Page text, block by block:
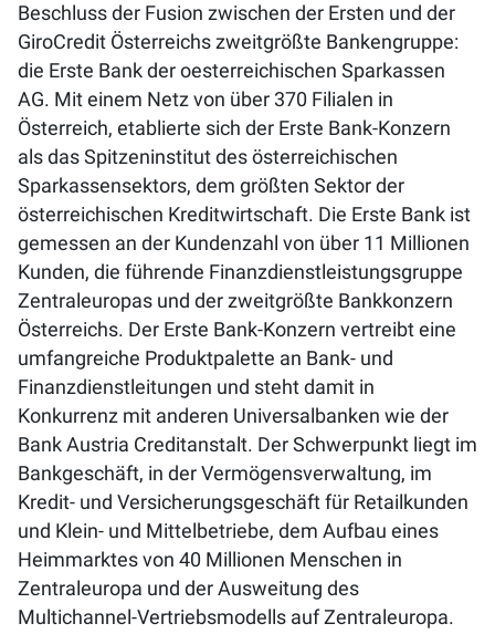
Beschluss der Fusion zwischen der Ersten und der
GiroCredit Österreichs zweitgrößte Bankengruppe:
die Erste Bank der oesterreichischen Sparkassen
AG. Mit einem Netz von über 370 Filialen in
Österreich, etablierte sich der Erste Bank-Konzern
als das Spitzeninstitut des österreichischen
Sparkassensektors, dem größten Sektor der
österreichischen Kreditwirtschaft. Die Erste Bank ist
gemessen an der Kundenzahl von über 11 Millionen
Kunden, die führende Finanzdienstleistungsgruppe
Zentraleuropas und der zweitgrößte Bankkonzern
Österreichs. Der Erste Bank-Konzern vertreibt eine
umfangreiche Produktpalette an Bank- und
Finanzdienstleitungen und steht damit in
Konkurrenz mit anderen Universalbanken wie der
Bank Austria Creditanstalt. Der Schwerpunkt liegt im
Bankgeschäft, in der Vermögensverwaltung, im
Kredit- und Versicherungsgeschäft für Retailkunden
und Klein- und Mittelbetriebe, dem Aufbau eines
Heimmarktes von 40 Millionen Menschen in
Zentraleuropa und der Ausweitung des
Multichannel-Vertriebsmodells auf Zentraleuropa.